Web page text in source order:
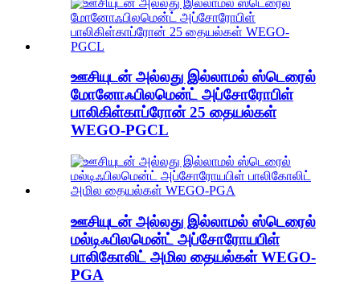
ஊசியுடன் அல்லது இல்லாமல் ஸ்டெரைல்
மோனோஃபிலமென்ட் அப்சோரோபிள்
பாலிகிள்காப்ரோன் 25 தையல்கள்
WEGO-PGCL
ஊசியுடன் அல்லது இல்லாமல் ஸ்டெரைல்
மல்டிஃபிலமென்ட் அப்சோரோயபிள்
பாலிகோலிட் அமில தையல்கள் WEGO-
PGA